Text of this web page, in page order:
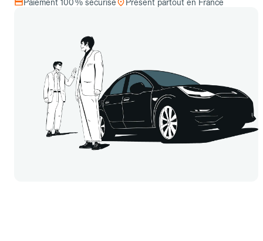
Paiement 100 % sécurisé
Présent partout en France